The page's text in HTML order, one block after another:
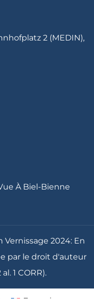
2 (MEDIN),
À Biel-Bienne
2024: En
par le droit d'auteur
1 CORR).